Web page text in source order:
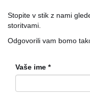
Stopite v stik z nami
storitvami.
Odgovorili vam bomo
Vaše ime